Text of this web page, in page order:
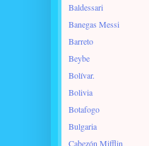
Baldessari
Banegas Messi
Barreto
Beybe
Bolívar.
Bolivia
Botafogo
Bulgaria
Cabezón Mifflin